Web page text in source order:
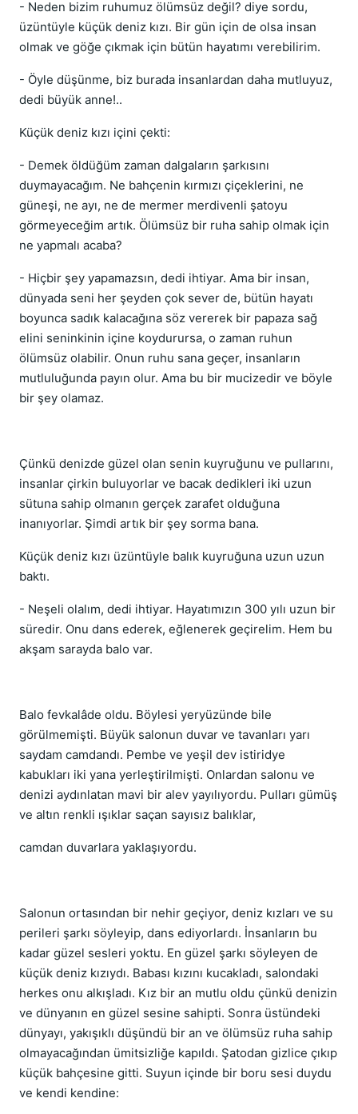
- Neden bizim ruhumuz ölümsüz değil? diye sordu,
üzüntüyle küçük deniz kızı. Bir gün için de olsa insan
olmak ve göğe çıkmak için bütün hayatımı verebilirim.
- Öyle düşünme, biz burada insanlardan daha mutluyuz,
dedi büyük anne!..
Küçük deniz kızı içini çekti:
- Demek öldüğüm zaman dalgaların şarkısını
duymayacağım. Ne bahçenin kırmızı çiçeklerini, ne
güneşi, ne ayı, ne de mermer merdivenli şatoyu
görmeyeceğim artık. Ölümsüz bir ruha sahip olmak için
ne yapmalı acaba?
- Hiçbir şey yapamazsın, dedi ihtiyar. Ama bir insan,
dünyada seni her şeyden çok sever de, bütün hayatı
boyunca sadık kalacağına söz vererek bir papaza sağ
elini seninkinin içine koydurursa, o zaman ruhun
ölümsüz olabilir. Onun ruhu sana geçer, insanların
mutluluğunda payın olur. Ama bu bir mucizedir ve böyle
bir şey olamaz.
Çünkü denizde güzel olan senin kuyruğunu ve pullarını,
insanlar çirkin buluyorlar ve bacak dedikleri iki uzun
sütuna sahip olmanın gerçek zarafet olduğuna
inanıyorlar. Şimdi artık bir şey sorma bana.
Küçük deniz kızı üzüntüyle balık kuyruğuna uzun uzun
baktı.
- Neşeli olalım, dedi ihtiyar. Hayatımızın 300 yılı uzun bir
süredir. Onu dans ederek, eğlenerek geçirelim. Hem bu
akşam sarayda balo var.
Balo fevkalâde oldu. Böylesi yeryüzünde bile
görülmemişti. Büyük salonun duvar ve tavanları yarı
saydam camdandı. Pembe ve yeşil dev istiridye
kabukları iki yana yerleştirilmişti. Onlardan salonu ve
denizi aydınlatan mavi bir alev yayılıyordu. Pulları gümüş
ve altın renkli ışıklar saçan sayısız balıklar,
camdan duvarlara yaklaşıyordu.
Salonun ortasından bir nehir geçiyor, deniz kızları ve su
perileri şarkı söyleyip, dans ediyorlardı. İnsanların bu
kadar güzel sesleri yoktu. En güzel şarkı söyleyen de
küçük deniz kızıydı. Babası kızını kucakladı, salondaki
herkes onu alkışladı. Kız bir an mutlu oldu çünkü denizin
ve dünyanın en güzel sesine sahipti. Sonra üstündeki
dünyayı, yakışıklı düşündü bir an ve ölümsüz ruha sahip
olmayacağından ümitsizliğe kapıldı. Şatodan gizlice çıkıp
küçük bahçesine gitti. Suyun içinde bir boru sesi duydu
ve kendi kendine: